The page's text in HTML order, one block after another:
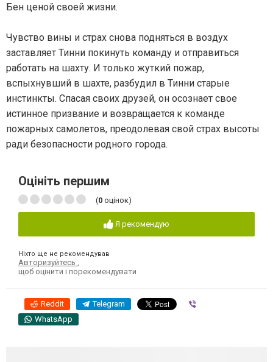
Бен ценой своей жизни.
Чувство вины и страх снова подняться в воздух
заставляет Тинни покинуть команду и отправиться
работать на шахту. И только жуткий пожар,
вспыхнувший в шахте, разбудил в Тинни старые
инстинкты. Спасая своих друзей, он осознает свое
истинное призвание и возвращается к команде
пожарных самолетов, преодолевая свой страх высоты
ради безопасности родного города.
Оцініть першим
(0 оцінок)
Я рекомендую
Ніхто ще не рекомендував
Авторизуйтесь ,
щоб оцінити і порекомендувати
Reddit Telegram
WhatsApp